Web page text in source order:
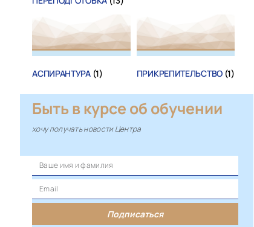
АСПИРАНТУРА (1) ПРИКРЕПИТЕЛЬСТВО (1)
Быть в курсе об обучении
хочу получать новости Центра
Подписаться